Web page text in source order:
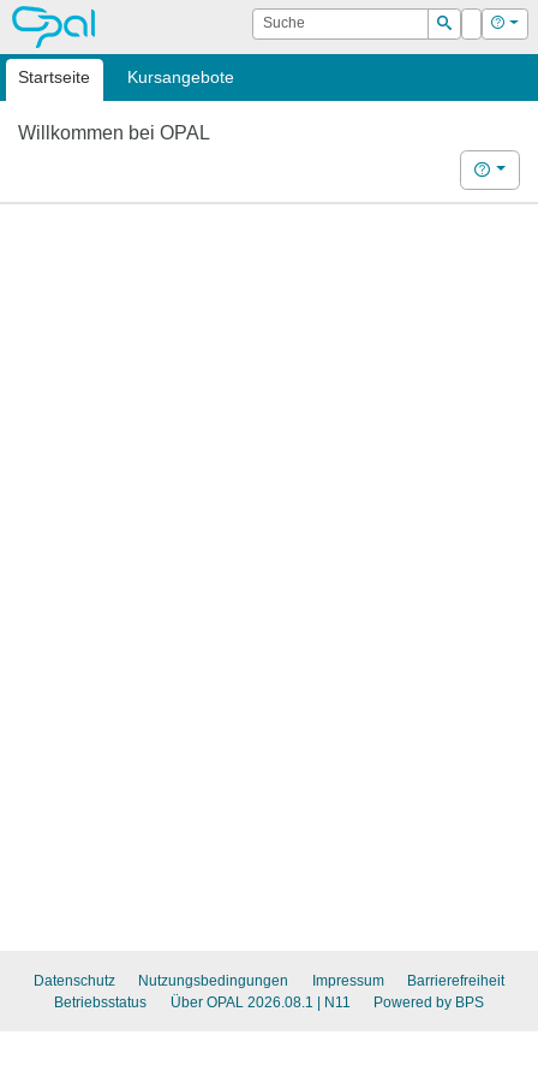
OPAL Suche
Suchen
Login Hilfe
Startseite Kursangebote
Willkommen bei OPAL
Hilfe
Datenschutz Nutzungsbedingungen Impressum
Barrierefreiheit
Betriebsstatus
Über OPAL 2026.08.1 | N11 Powered by BPS